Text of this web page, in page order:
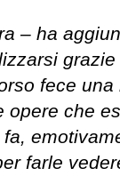
– ha
fece
opere che
farle